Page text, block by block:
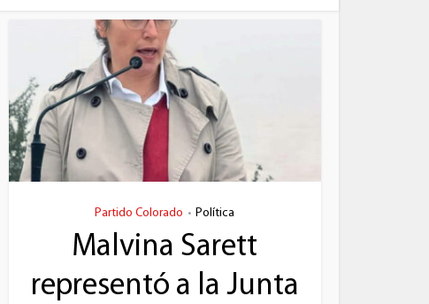
Partido Colorado • Política
Malvina Sarett
representó a la Junta